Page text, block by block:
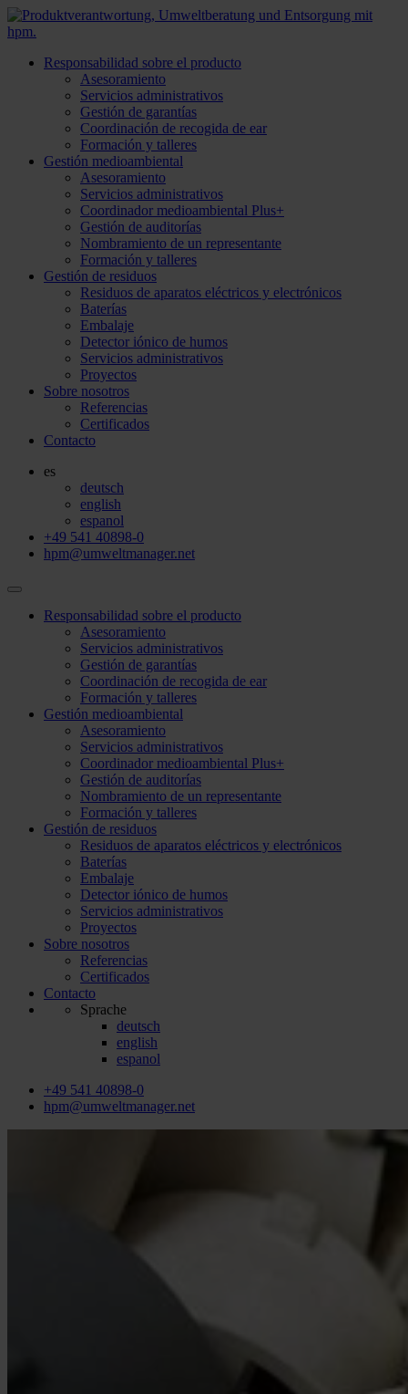
Responsabilidad sobre el producto
Asesoramiento
Servicios administrativos
Gestión de garantías
Coordinación de recogida de ear
Formación y talleres
Gestión medioambiental
Asesoramiento
Servicios administrativos
Coordinador medioambiental Plus+
Gestión de auditorías
Nombramiento de un representante
Formación y talleres
Gestión de residuos
Residuos de aparatos eléctricos y electrónicos
Baterías
Embalaje
Detector iónico de humos
Servicios administrativos
Proyectos
Sobre nosotros
Referencias
Certificados
Contacto
es
deutsch
english
espanol
+49 541 40898-0
hpm@umweltmanager.net
Responsabilidad sobre el producto
Asesoramiento
Servicios administrativos
Gestión de garantías
Coordinación de recogida de ear
Formación y talleres
Gestión medioambiental
Asesoramiento
Servicios administrativos
Coordinador medioambiental Plus+
Gestión de auditorías
Nombramiento de un representante
Formación y talleres
Gestión de residuos
Residuos de aparatos eléctricos y electrónicos
Baterías
Embalaje
Detector iónico de humos
Servicios administrativos
Proyectos
Sobre nosotros
Referencias
Certificados
Contacto
Sprache
deutsch
english
espanol
+49 541 40898-0
hpm@umweltmanager.net